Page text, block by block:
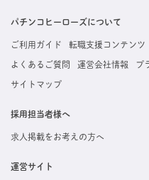
掲載している求人は、すべて契約法人様
た内容はすぐに直接事業所に届くためスム
パチンコヒーローズについて
ご利用ガイド 転職支援コンテンツ
よくあるご質問 運営会社情報 プ
サイトマップ
採用担当者様へ
求人掲載をお考えの方へ
運営サイト